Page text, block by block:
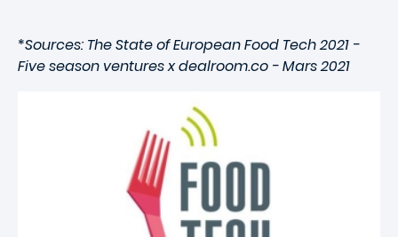
*Sources: The State of European Food Tech 2021 -
Five season ventures x dealroom.co - Mars 2021